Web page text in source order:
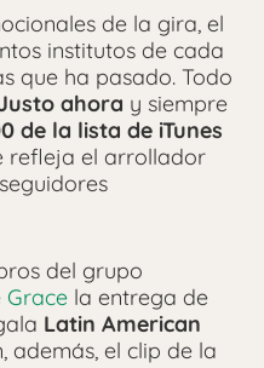
de la gira, el
institutos de cada
que ha pasado. Todo
ahora y siempre
de la lista de iTunes
refleja el arrollador
del grupo
Grace la entrega de
Latin American
además, el clip de la